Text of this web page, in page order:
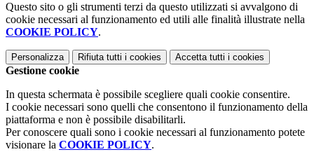
Questo sito o gli strumenti terzi da questo utilizzati si avvalgono di
cookie necessari al funzionamento ed utili alle finalità illustrate nella
COOKIE POLICY.
Personalizza Rifiuta tutti i cookies Accetta tutti i cookies
Gestione cookie
In questa schermata è possibile scegliere quali cookie consentire.
I cookie necessari sono quelli che consentono il funzionamento della
piattaforma e non è possibile disabilitarli.
Per conoscere quali sono i cookie necessari al funzionamento potete
visionare la COOKIE POLICY.